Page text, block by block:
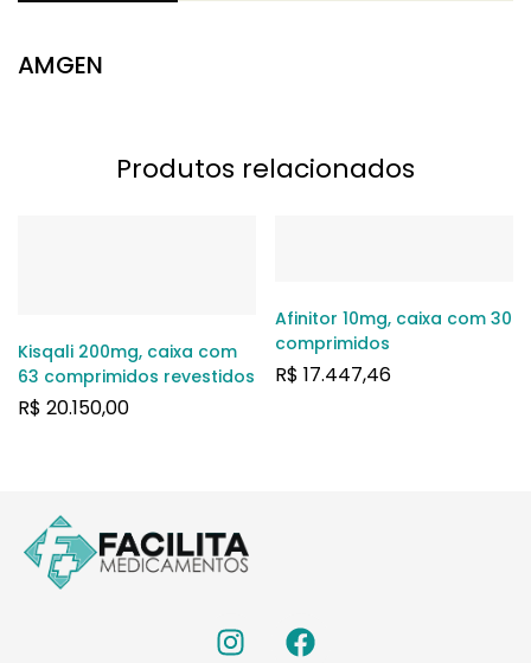
AMGEN
Produtos relacionados
Kisqali 200mg, caixa com
63 comprimidos revestidos
R$ 20.150,00
Afinitor 10mg, caixa com 30
comprimidos
R$ 17.447,46